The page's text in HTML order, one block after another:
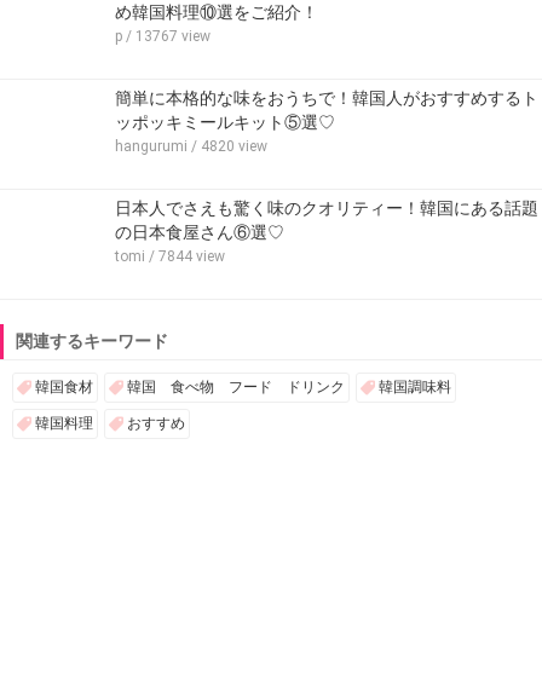
め韓国料理⑩選をご紹介！
p / 13767 view
簡単に本格的な味をおうちで！韓国人がおすすめするト
ッポッキミールキット⑤選♡
hangurumi / 4820 view
日本人でさえも驚く味のクオリティー！韓国にある話題
の日本食屋さん⑥選♡
tomi / 7844 view
関連するキーワード
韓国食材 韓国 食べ物 フード ドリンク 韓国調味料
韓国料理 おすすめ